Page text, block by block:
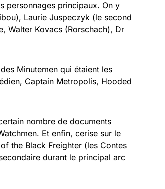
personnages principaux. On y
Laurie Juspeczyk (le second
Walter Kovacs (Rorschach), Dr
Minutemen qui étaient les
Captain Metropolis, Hooded
nombre de documents
Et enfin, cerise sur le
the Black Freighter (les Contes
durant le principal arc